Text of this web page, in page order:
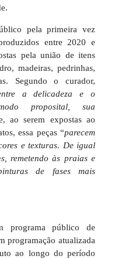
pela primeira vez
entre 2020 e
pela união de itens
madeiras, pedrinhas,
Segundo o curador,
a delicadeza e o
proposital, sua
ao serem expostas ao
essa peças “parecem
e texturas. De igual
remetendo às praias e
de fases mais
programa público de
programação atualizada
ao longo do período